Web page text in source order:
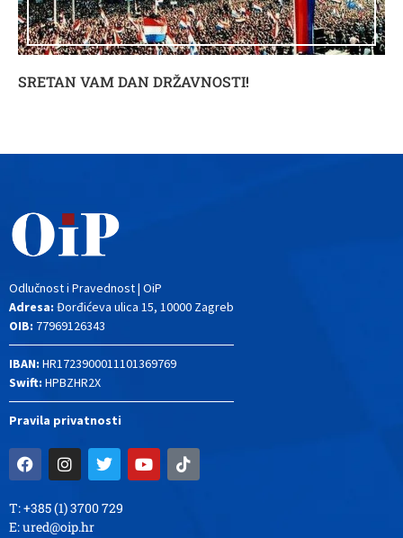
SRETAN VAM DAN DRŽAVNOSTI!
Odlučnost i Pravednost | OiP
Adresa: Đorđićeva ulica 15, 10000 Zagreb
OIB: 77969126343
IBAN: HR1723900011101369769
Swift: HPBZHR2X
Pravila privatnosti
T: +385 (1) 3700 729
E:ured@oip.hr